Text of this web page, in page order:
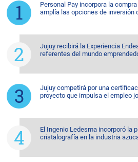
Personal Pay incorpora la
amplía las opciones de inversión
Jujuy recibirá la Experiencia
referentes del mundo
Jujuy competirá por una
proyecto que impulsa el empleo
El Ingenio Ledesma incorporó la
cristalografía en la industria